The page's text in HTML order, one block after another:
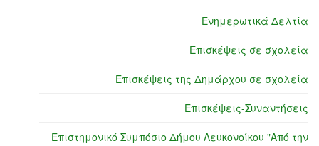
Ενημερωτικά Δελτία
Επισκέψεις σε σχολεία
Επισκέψεις της Δημάρχου σε σχολεία
Επισκέψεις-Συναντήσεις
Επιστημονικό Συμπόσιο Δήμου Λευκονοίκου "Από την